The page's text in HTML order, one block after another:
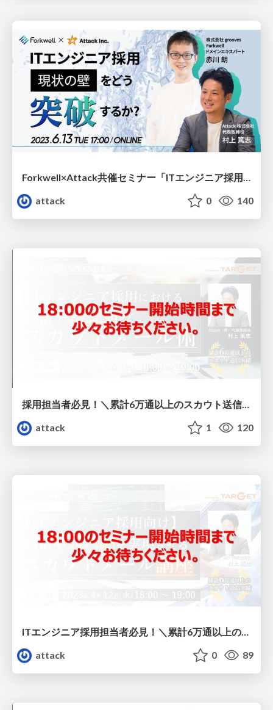
Forkwell×Attack共催セミナー「ITエンジニア採用 “現状の壁”をどう突破するか？」
attack
0 140
採用担当者必見！＼累計6万通以上のスカウト送信実績／ ITエンジニア採用における返信率10%超のスカウトメール術
attack
1 120
attack
0 89